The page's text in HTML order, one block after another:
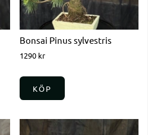
Bonsai Pinus sylvestris
1290 kr
KÖP